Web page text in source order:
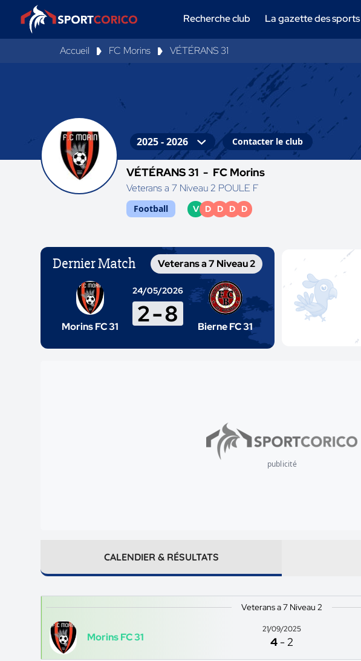
Recherche club La gazette des sports
Accueil FC Morins VÉTÉRANS 31
Contacter le club
VÉTÉRANS 31 - FC Morins
Veterans a 7 Niveau 2 POULE F
Football V D D D D
Dernier Match Veterans a 7 Niveau 2
Morins FC 31
24/05/2026
2-8 Bierne FC 31
publicité
CALENDIER & RÉSULTATS
Veterans a 7 Niveau 2
Morins FC 31
21/09/2025
4 -2